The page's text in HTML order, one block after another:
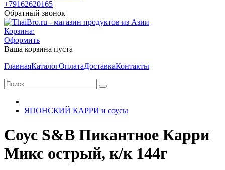
+79162620165
Обратный звонок
Корзина:
Оформить
Ваша корзина пуста
ГлавнаяКаталогОплатаДоставкаКонтакты
ЯПОНСКИЙ КАРРИ и соусы
Соус S&B Пикантное Карри
Микс острый, к/к 144г